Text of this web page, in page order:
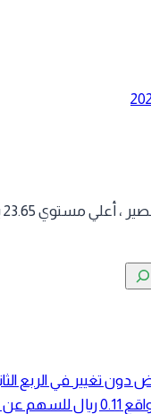
مع تفعيل الوقف عند مستوي 23.47 ريال
دون تغيير في
2026